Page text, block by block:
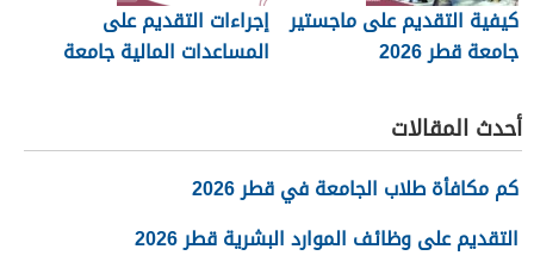
كيفية التقديم على ماجستير
جامعة قطر 2026
إجراءات التقديم على
المساعدات المالية جامعة
أحدث المقالات
كم مكافأة طلاب الجامعة في قطر 2026
التقديم على وظائف الموارد البشرية قطر 2026